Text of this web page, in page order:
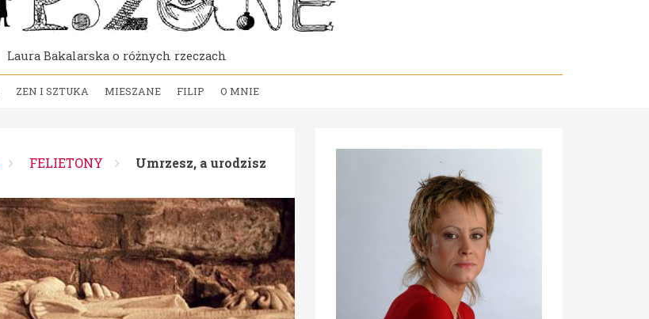
Laura Bakalarska o różnych rzeczach
ZEN I SZTUKA MIESZANE FILIP O MNIE
FELIETONY Umrzesz, a urodzisz